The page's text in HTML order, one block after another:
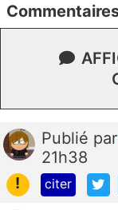
Publié par
21h38
!
citer